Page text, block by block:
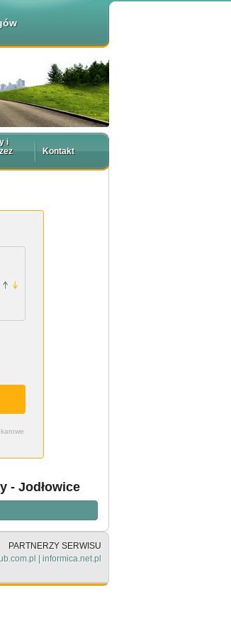
i
Kontakt
- Jodłowice
PARTNERZY SERWISU
| informica.net.pl